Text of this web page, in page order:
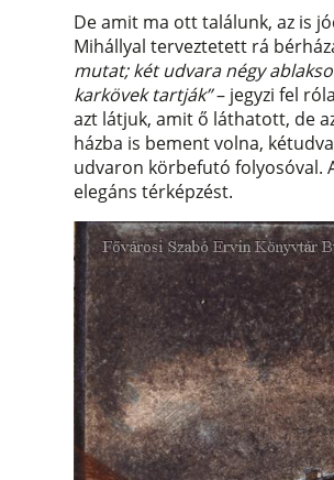
De amit ma ott találunk, az is
Mihállyal terveztetett rá
mutat; két udvara négy
karkövek tartják”– jegyzi fel
azt látjuk, amit ő láthatott, de
házba is bement volna,
udvaron körbefutó folyosóval.
elegáns térképzést.